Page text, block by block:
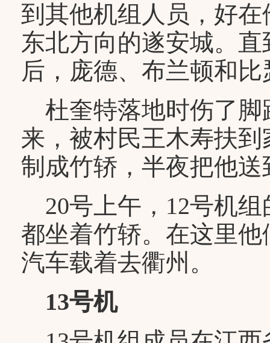
到其他机组人员，好
东北方向的遂安城。
后，庞德、布兰顿和
杜奎特落地时伤了脚
来，被村民王木寿扶
制成竹轿，半夜把他
20号上午，12号机组
都坐着竹轿。在这里
汽车载着去衢州。
13号机